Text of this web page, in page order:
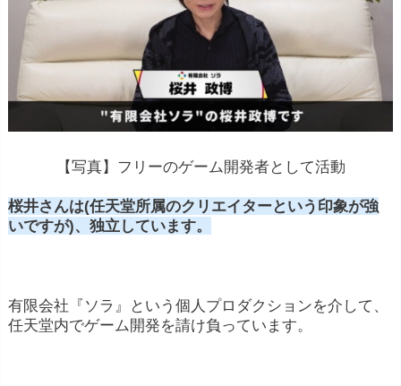
【写真】フリーのゲーム開発者として活動
桜井さんは(任天堂所属のクリエイターという印象が強
いですが)、独立しています。
有限会社『ソラ』という個人プロダクションを介して、
任天堂内でゲーム開発を請け負っています。